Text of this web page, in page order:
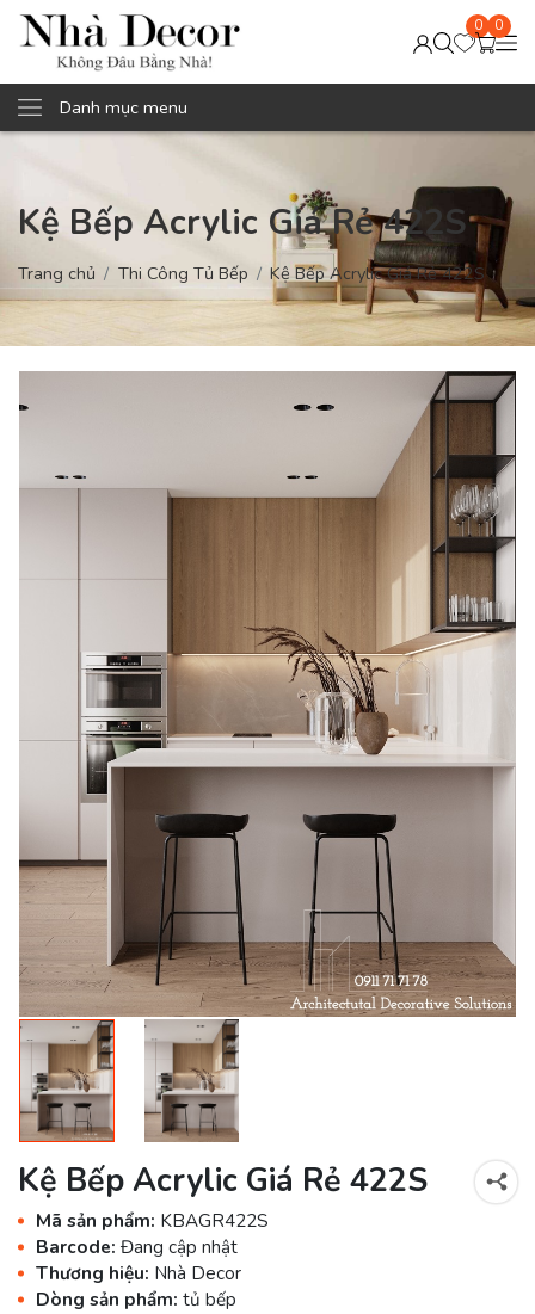
0 0
Danh mục menu
Kệ Bếp Acrylic Giá Rẻ 422S
Trang chủ Thi Công Tủ Bếp Kệ Bếp Acrylic Giá Rẻ 422S
Kệ Bếp Acrylic Giá Rẻ 422S
Mã sản phẩm: KBAGR422S
Barcode: Đang cập nhật
Thương hiệu: Nhà Decor
Dòng sản phẩm: tủ bếp